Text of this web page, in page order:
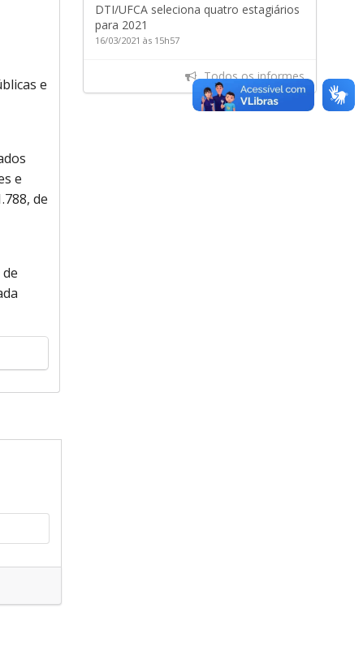
e
e
de
DTI/UFCA seleciona quatro estagiários
para 2021
16/03/2021 às 15h57
Todos os informes